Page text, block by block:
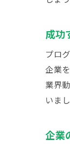
成功
プロ
企業
業界
いま
企業